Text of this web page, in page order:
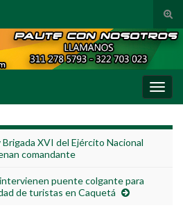
XVI del Ejército Nacional
comandante
puente colgante para
de turistas en Caquetá